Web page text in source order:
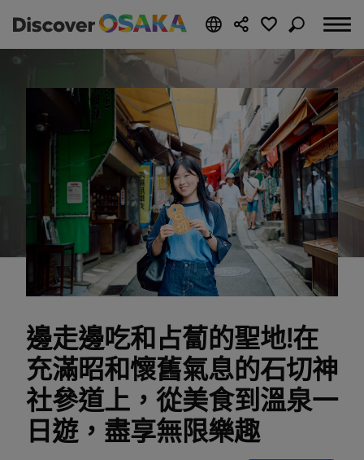
邊走邊吃和占蔔的聖地!在
充滿昭和懷舊氣息的石切神
社參道上，從美食到溫泉一
日遊，盡享無限樂趣